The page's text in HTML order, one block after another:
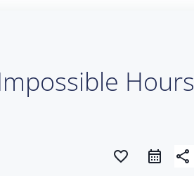
Hours
favorite_border share